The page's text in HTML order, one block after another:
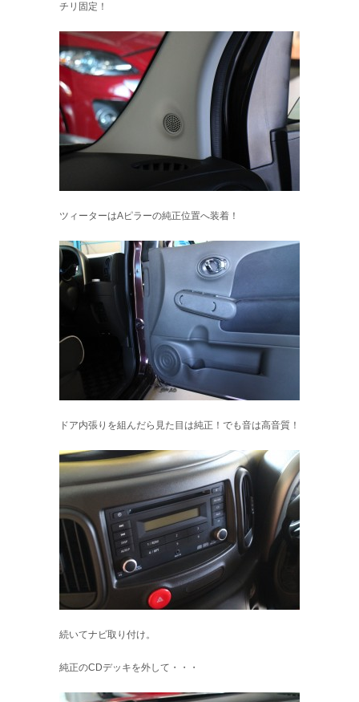
チリ固定！
ツィーターはAピラーの純正位置へ装着！
ドア内張りを組んだら見た目は純正！でも音は高音質！
続いてナビ取り付け。
純正のCDデッキを外して・・・